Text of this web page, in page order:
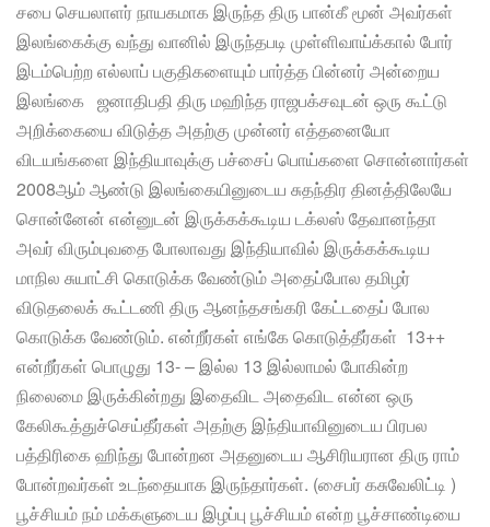
சபை செயலாளர் நாயகமாக இருந்த திரு பான்கீ மூன் அவர்கள்
இலங்கைக்கு வந்து வானில் இருந்தபடி முள்ளிவாய்க்கால் போர்
இடம்பெற்ற எல்லாப் பகுதிகளையும் பார்த்த பின்னர் அன்றைய
இலங்கை ஜனாதிபதி திரு மஹிந்த ராஜபக்சவுடன் ஒரு கூட்டு
அறிக்கையை விடுத்த அதற்கு முன்னர் எத்தனையோ
விடயங்களை இந்தியாவுக்கு பச்சைப் பொய்களை சொன்னார்கள்
2008ஆம் ஆண்டு இலங்கையினுடைய சுதந்திர தினத்திலேயே
சொன்னேன் என்னுடன் இருக்கக்கூடிய டக்லஸ் தேவானந்தா
அவர் விரும்புவதை போலாவது இந்தியாவில் இருக்கக்கூடிய
மாநில சுயாட்சி கொடுக்க வேண்டும் அதைப்போல தமிழர்
விடுதலைக் கூட்டணி திரு ஆனந்தசங்கரி கேட்டதைப் போல
கொடுக்க வேண்டும். என்றீர்கள் எங்கே கொடுத்தீர்கள் 13++
என்றீர்கள் பொழுது 13- – இல்ல 13 இல்லாமல் போகின்ற
நிலைமை இருக்கின்றது இதைவிட அதைவிட என்ன ஒரு
கேலிகூத்துச்செய்தீர்கள் அதற்கு இந்தியாவினுடைய பிரபல
பத்திரிகை ஹிந்து போன்றன அதனுடைய ஆசிரியரான திரு ராம்
போன்றவர்கள் உடந்தையாக இருந்தார்கள். (சைபர் கசுவேலிட்டி )
பூச்சியம் நம் மக்களுடைய இழப்பு பூச்சியம் என்ற பூச்சாண்டியை